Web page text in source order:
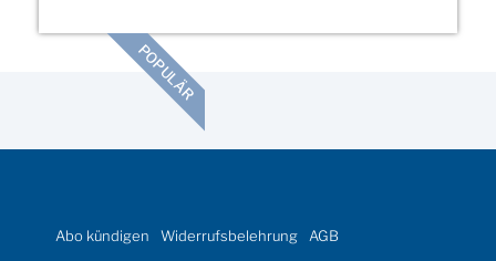
POPULÄR
Abo kündigen Widerrufsbelehrung AGB